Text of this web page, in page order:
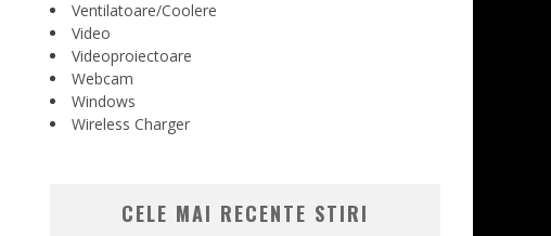
Ventilatoare/Coolere
Video
Videoproiectoare
Webcam
Windows
Wireless Charger
CELE MAI RECENTE STIRI